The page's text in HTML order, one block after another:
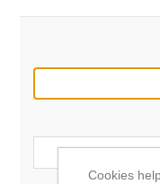
Cookies